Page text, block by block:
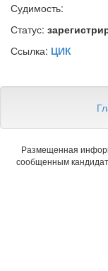
Судимость:
Статус:
Ссылка: ЦИК
Размещенная
сообщенным